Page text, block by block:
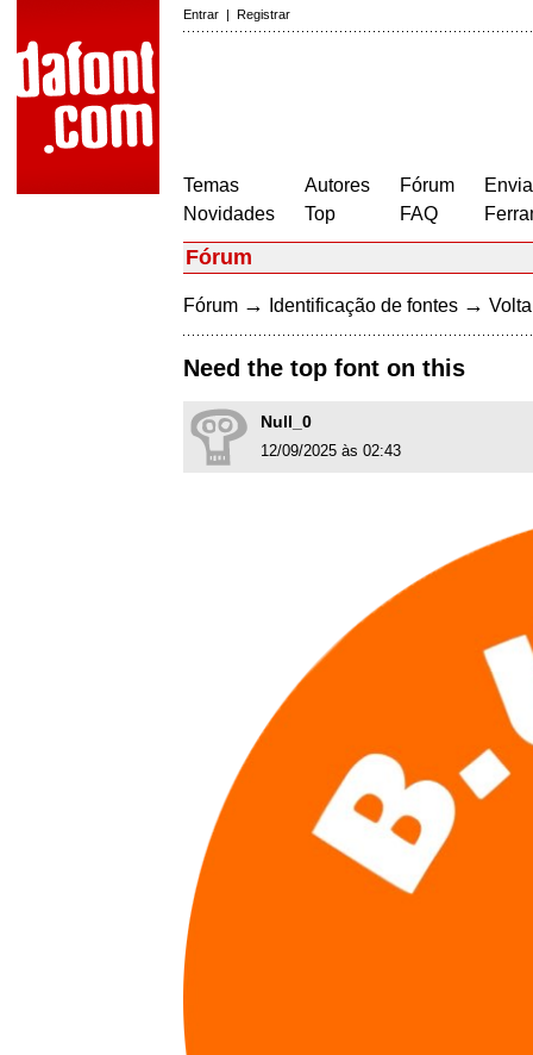
Entrar | Registrar
Temas
Novidades
Autores
Top
Fórum
FAQ
Fórum
Fórum → Identificação de fontes →
Need the top font on this
Null_0
12/09/2025 às 02:43